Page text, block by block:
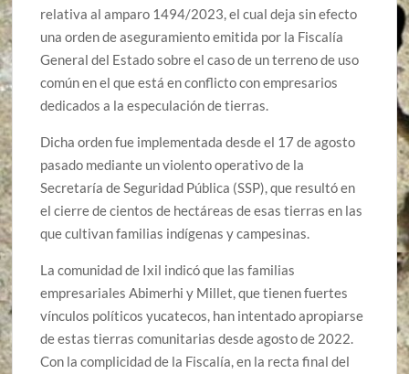
relativa al amparo 1494/2023, el cual deja sin efecto
una orden de aseguramiento emitida por la Fiscalía
General del Estado sobre el caso de un terreno de uso
común en el que está en conflicto con empresarios
dedicados a la especulación de tierras.
Dicha orden fue implementada desde el 17 de agosto
pasado mediante un violento operativo de la
Secretaría de Seguridad Pública (SSP), que resultó en
el cierre de cientos de hectáreas de esas tierras en las
que cultivan familias indígenas y campesinas.
La comunidad de Ixil indicó que las familias
empresariales Abimerhi y Millet, que tienen fuertes
vínculos políticos yucatecos, han intentado apropiarse
de estas tierras comunitarias desde agosto de 2022.
Con la complicidad de la Fiscalía, en la recta final del